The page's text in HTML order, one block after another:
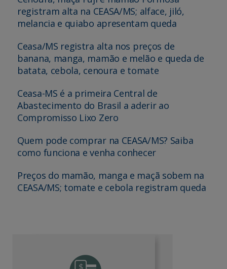
registram alta na CEASA/MS; alface, jiló,
melancia e quiabo apresentam queda
Ceasa/MS registra alta nos preços de
banana, manga, mamão e melão e queda de
batata, cebola, cenoura e tomate
Ceasa-MS é a primeira Central de
Abastecimento do Brasil a aderir ao
Compromisso Lixo Zero
Quem pode comprar na CEASA/MS? Saiba
como funciona e venha conhecer
Preços do mamão, manga e maçã sobem na
CEASA/MS; tomate e cebola registram queda